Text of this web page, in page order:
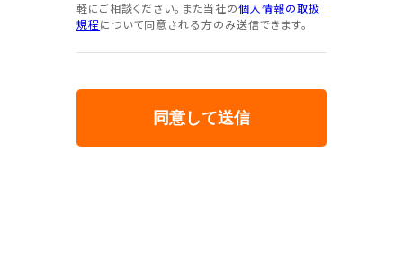
軽にご相談ください。また当社の個人情報の取扱
規程 について同意される方のみ送信できます。